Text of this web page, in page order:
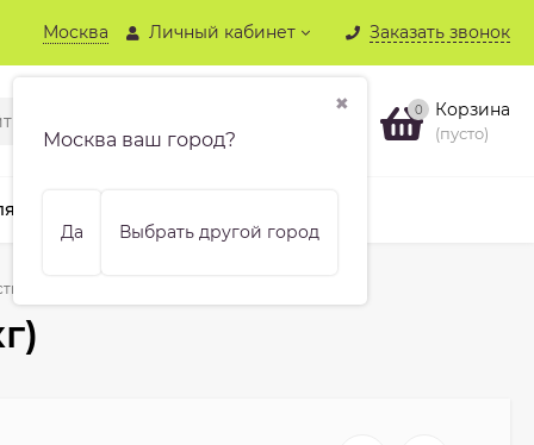
Москва
✖
Москва ваш город?
Да Выбрать другой город
Личный кабинет Заказать звонок
0 Корзина
(пусто)
хвойных
сад (1 кг)